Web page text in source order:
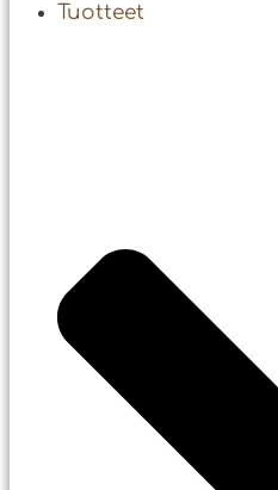
Tuotteet